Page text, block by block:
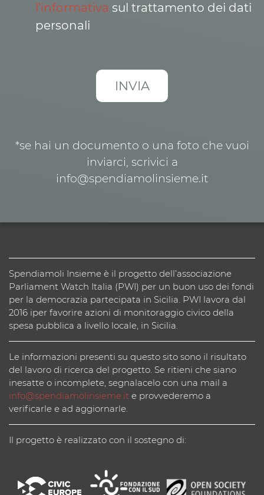
l’informativa sul trattamento dei dati
personali
*se hai un documento o una foto che vuoi
inviarci, scrivici a
info@spendiamolinsieme.it
Spendiamoli Insieme è il progetto dell’associazione
Parliament Watch Italia (PWI) per un buon uso dei fondi
per la democrazia partecipata in Sicilia. PWI lavora dal
2016 iper favorire azioni di monitoraggio civico della
spesa pubblica a livello locale, in Sicilia.
Le informazioni presenti su questo sito sono il risultato
del lavoro di ricerca del progetto. Se ritieni che siano
inesatte o incomplete, segnalacelo con una mail a
info@spendiamolinsieme.it e provvederemo a
verificarle e ad aggiornarle.
Il progetto è realizzato con il sostegno di: